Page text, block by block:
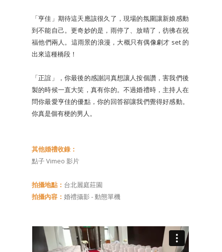
「亨佳」期待這天應該很久了，現場的氛圍讓新娘感動
到不能自己。更奇妙的是，雨停了、放晴了，彷彿在祝
福他們兩人。這雨景的浪漫，大概只有偶像劇才 set 的
出來這種橋段！
「正誼」，你最後的感謝詞真想讓人按個讚，害我們後
製的時候一直大笑，真有你的。不過婚禮時，主持人在
問你最愛亨佳的優點，你的回答卻讓我們覺得好感動。
你真是個有梗的男人。
其他婚禮收錄：
點子 Vimeo 影片
拍攝地點： 台北麗庭莊園
拍攝內容： 婚禮攝影 - 動態單機